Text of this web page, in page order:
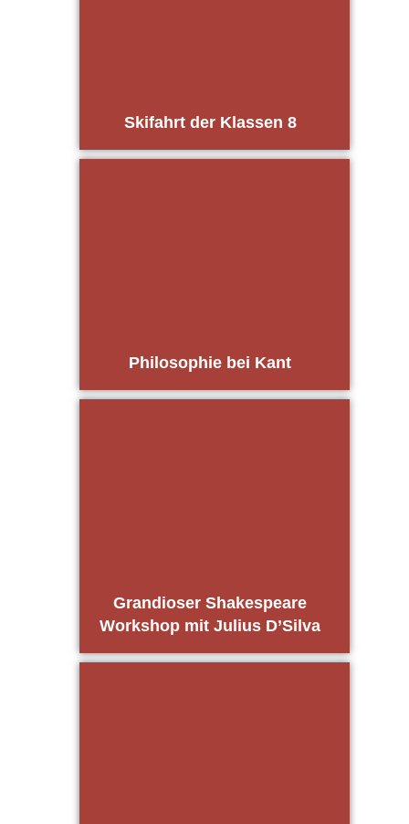
Ski­fahrt der Klas­sen 8
Phi­lo­so­phie bei Kant
Gran­dio­ser Shake­speare
Work­shop mit Juli­us D’Silva